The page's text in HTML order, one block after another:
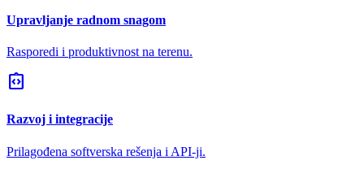
Upravljanje radnom snagom
Rasporedi i produktivnost na terenu.
integration_instructions
Razvoj i integracije
Prilagođena softverska rešenja i API-ji.